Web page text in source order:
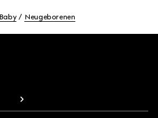
Baby Neugeborenen